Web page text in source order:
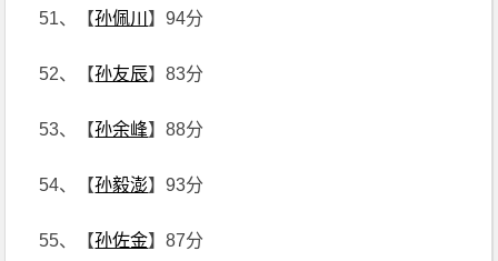
51、【孙佩川 】94分
52、【孙友辰】83分
53、【孙余峰】88分
54、【孙毅澎】93分
55、【孙佐金】87分